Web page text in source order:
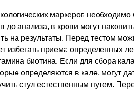
маркеров
до анализа, в крови могут
на результаты. Перед тестом
избегать приема определенных
биотина. Если для сбора
определяются в кале, могут
стул естественным путем.